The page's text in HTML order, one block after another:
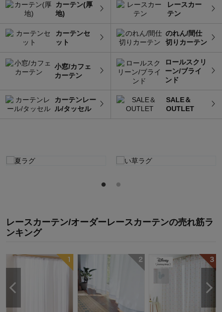
カーテン(厚
地)
レースカー
テン
カーテンセ
ット
のれん/間仕
切りカーテン
小窓/カフェ
カーテン
ロールスクリ
ーン/ブライ
ンド
カーテンレー
ル/タッセル
SALE＆
OUTLET
レースカーテン/オーダーレースカーテンの売れ筋ラ
ンキング